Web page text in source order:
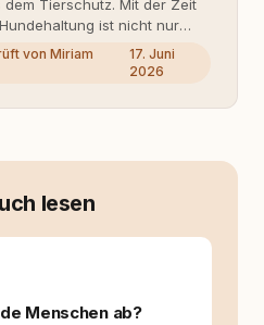
dem Tierschutz. Mit der Zeit
ist nicht nur
Verantwortung und
Wendepunkt kam mit meinem
Ich begann mich intensiv mit
nicht umgekehrt. Aus dieser
mit Wissen. Wer seinen
von Miriam
17. Juni
2026
lesen
Menschen ab?